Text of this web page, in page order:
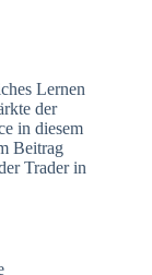
Lernen
der
in diesem
Beitrag
Trader in